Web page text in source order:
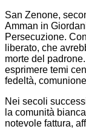
San Zenone,
Amman in
Persecuzione.
liberato, che
morte del
esprimere temi
fedeltà,
Nei secoli
la comunità
notevole fattura,